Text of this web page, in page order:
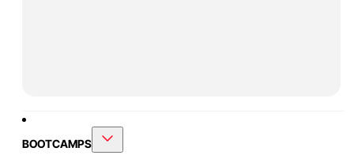
BOOTCAMPS